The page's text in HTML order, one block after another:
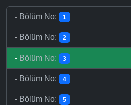
- Bölüm No: 1
- Bölüm No: 2
- Bölüm No: 3
- Bölüm No: 4
- Bölüm No: 5